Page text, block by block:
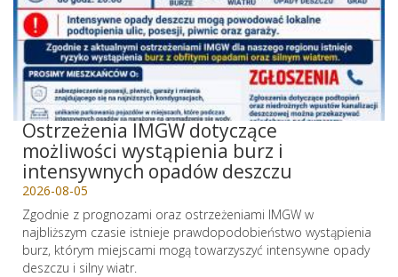
Ostrzeżenia IMGW dotyczące
możliwości wystąpienia burz i
intensywnych opadów deszczu
2026-08-05
Zgodnie z prognozami oraz ostrzeżeniami IMGW w
najbliższym czasie istnieje prawdopodobieństwo wystąpienia
burz, którym miejscami mogą towarzyszyć intensywne opady
deszczu i silny wiatr.